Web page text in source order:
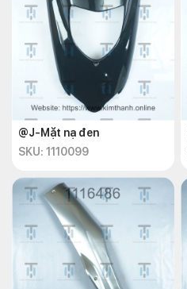
@J-Mặt nạ đen
SKU: 1110099